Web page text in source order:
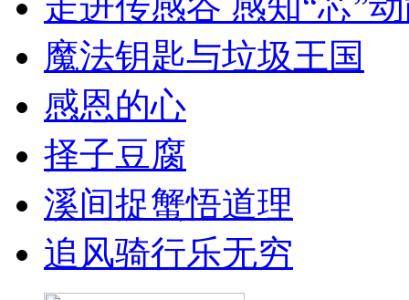
魔法钥匙与垃圾王国
感恩的心
择子豆腐
溪间捉蟹悟道理
追风骑行乐无穷